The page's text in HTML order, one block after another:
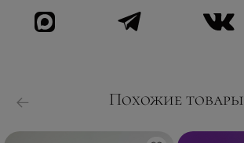
Похожие товары